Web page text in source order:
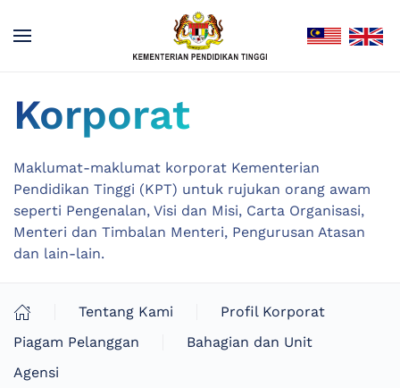
Korporat
Maklumat-maklumat korporat Kementerian
Pendidikan Tinggi (KPT) untuk rujukan orang awam
seperti Pengenalan, Visi dan Misi, Carta Organisasi,
Menteri dan Timbalan Menteri, Pengurusan Atasan
dan lain-lain.
Tentang Kami
Profil Korporat
Piagam Pelanggan
Bahagian dan Unit
Agensi